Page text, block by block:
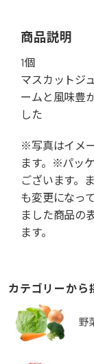
商品説明
1個
マスカットジ
ームと風味豊
した
※写真はイメ
ます。※パッ
ございます。
も変更になっ
ました商品の
ます。
カテゴリーから